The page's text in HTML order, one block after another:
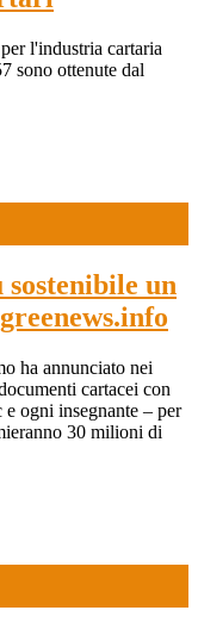
l'industria cartaria
sono ottenute dal
sostenibile un
ha annunciato nei
cartacei con
ogni insegnante – per
30 milioni di